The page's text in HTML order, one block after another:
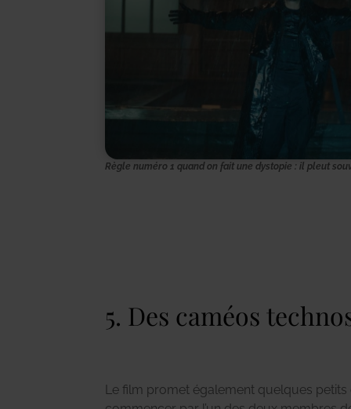
Règle numéro 1 quand on fait une dystopie : il pleut
5. Des caméos
Le film promet également quelques petits
attire tous les regards par sa gouaille.